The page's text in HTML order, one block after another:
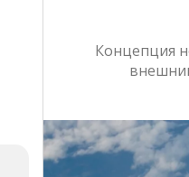
Концепция